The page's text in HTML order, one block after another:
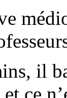
il
ce